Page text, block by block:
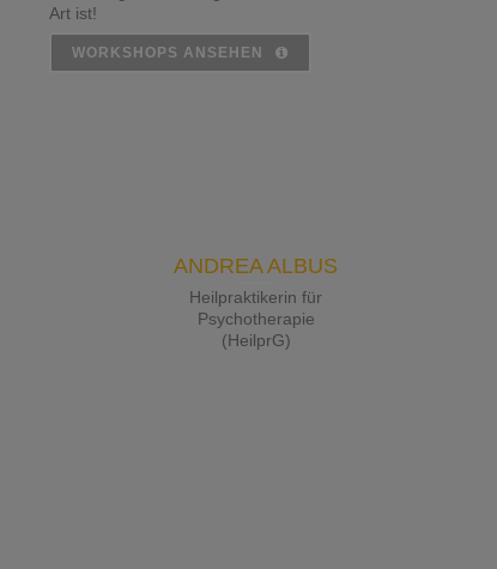
Art ist!
WORKSHOPS ANSEHEN
ANDREA ALBUS
Heilpraktikerin für
Psychotherapie
(HeilprG)